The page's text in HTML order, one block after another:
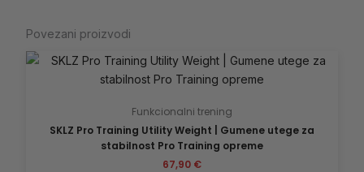
Povezani proizvodi
Funkcionalni trening
SKLZ Pro Training Utility Weight | Gumene utege za
stabilnost Pro Training opreme
67,90 €